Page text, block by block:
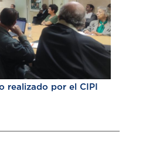
realizado por el CIPI